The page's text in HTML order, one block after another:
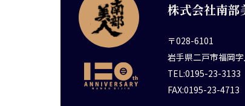
株式会社南部
〒028-6101
岩手県二戸市福岡
TEL:0195-23-3133
FAX:0195-23-4713